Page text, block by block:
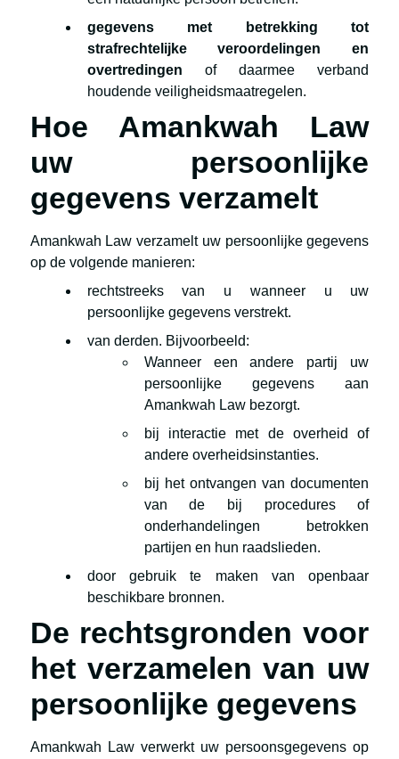
gegevens met betrekking tot
strafrechtelijke veroordelingen en
overtredingen of daarmee verband
houdende veiligheidsmaatregelen.
Hoe Amankwah Law
uw persoonlijke
gegevens verzamelt
Amankwah Law verzamelt uw persoonlijke gegevens
op de volgende manieren:
rechtstreeks van u wanneer u uw
persoonlijke gegevens verstrekt.
van derden. Bijvoorbeeld:
Wanneer een andere partij uw
persoonlijke gegevens aan
Amankwah Law bezorgt.
bij interactie met de overheid of
andere overheidsinstanties.
bij het ontvangen van documenten
van de bij procedures of
onderhandelingen betrokken
partijen en hun raadslieden.
door gebruik te maken van openbaar
beschikbare bronnen.
De rechtsgronden voor
het verzamelen van uw
persoonlijke gegevens
Amankwah Law verwerkt uw persoonsgegevens op